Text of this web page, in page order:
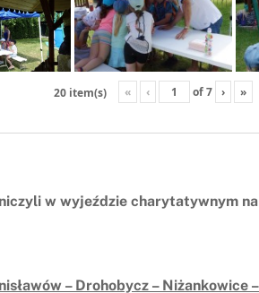
20 item(s) « ‹ of7 › »
w wyjeździe charytatywnym
– Drohobycz – Niżankowice